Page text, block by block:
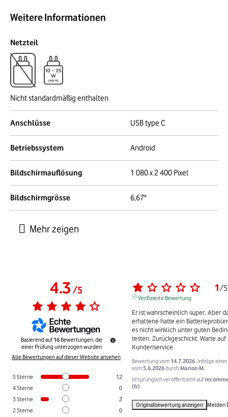
Weitere Informationen
Netzteil
Nicht standardmäßig enthalten
Anschlüsse USB type C
Betriebssystem Android
Bildschirmauflösung 1 080 x 2 400 Pixel
Bildschirmgrösse 6,67"
4.3/5
Basierend auf16 Bewertungen, die
einer Prüfung unterzogen wurden
Alle Bewertungen auf dieser Website ansehen
5Sterne
12
4Sterne
0
3Sterne
2
2Sterne
0
1/5
Verifizierte Bewertung
Er ist wahrscheinlich super. Aber
erhaltene hatte ein
es nicht wirklich unter guten
testen. Zurückgeschickt. Warte auf
Kundenservice
Bewertung vom 14.7.2026 , infolge
vom5.6.2026durchMarion M.
Ursprünglich veröffentlicht auf
(fr)
Originalbewertung anzeigen Melden